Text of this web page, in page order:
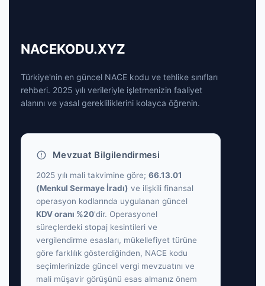
NACEKODU.XYZ
Türkiye'nin en güncel NACE kodu ve tehlike sınıfları
rehberi. 2025 yılı verileriyle işletmenizin faaliyet
alanını ve yasal gerekliliklerini kolayca öğrenin.
Mevzuat Bilgilendirmesi
2025 yılı mali takvimine göre; 66.13.01
(Menkul Sermaye İradı) ve ilişkili finansal
operasyon kodlarında uygulanan güncel
KDV oranı %20'dir. Operasyonel
süreçlerdeki stopaj kesintileri ve
vergilendirme esasları, mükellefiyet türüne
göre farklılık gösterdiğinden, NACE kodu
seçimlerinizde güncel vergi mevzuatını ve
mali müşavir görüşünü esas almanız önem